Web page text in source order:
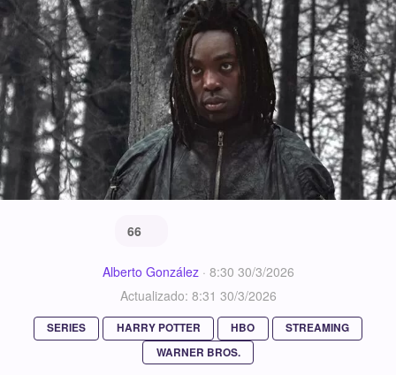
66
Alberto González· 8:30 30/3/2026
Actualizado: 8:31 30/3/2026
SERIES HARRY POTTER HBO
STREAMING
WARNER BROS.